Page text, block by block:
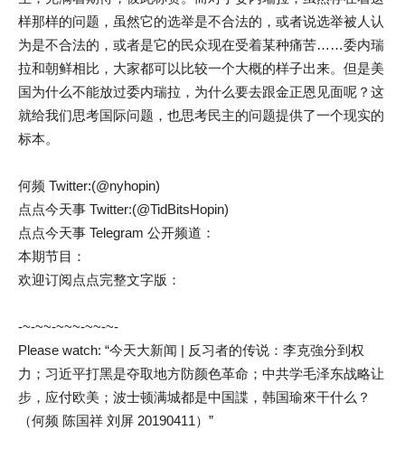
样那样的问题，虽然它的选举是不合法的，或者说选举被人认
为是不合法的，或者是它的民众现在受着某种痛苦……委内瑞
拉和朝鲜相比，大家都可以比较一个大概的样子出来。但是美
国为什么不能放过委内瑞拉，为什么要去跟金正恩见面呢？这
就给我们思考国际问题，也思考民主的问题提供了一个现实的
标本。
何频 Twitter:(@nyhopin)
点点今天事 Twitter:(@TidBitsHopin)
点点今天事 Telegram 公开频道：
本期节目：
欢迎订阅点点完整文字版：
-~-~~-~~~-~~-~-
Please watch: “今天大新闻 | 反习者的传说：李克強分到权
力；习近平打黑是夺取地方防颜色革命；中共学毛泽东战略让
步，应付欧美；波士顿满城都是中国諜，韩国瑜來干什么？
（何频 陈国祥 刘屏 20190411）”